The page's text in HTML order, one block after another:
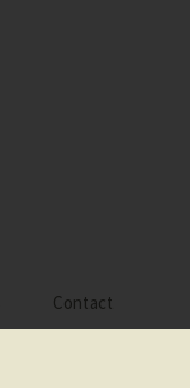
Contact